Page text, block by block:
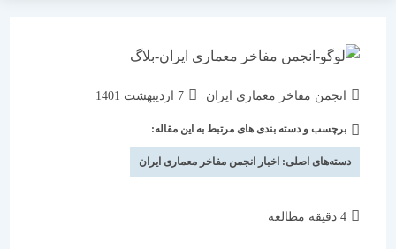
انجمن مفاخر معماری ایران
نوشته
شده
است:
7 اردیبهشت 1401
برچسب و دسته بندی های مرتبط به این مقاله:
دسته‌های اصلی:اخبار انجمن مفاخر معماری ایران